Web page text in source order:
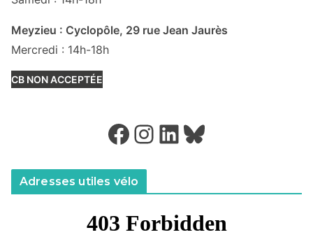
Meyzieu : Cyclopôle, 29 rue Jean Jaurès
Mercredi : 14h-18h
CB NON ACCEPTÉE
Facebook Instagram LinkedIn Bluesky
Adresses utiles vélo